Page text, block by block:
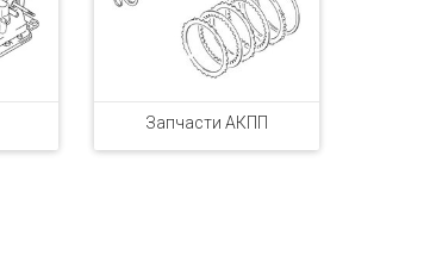
Запчасти АКПП